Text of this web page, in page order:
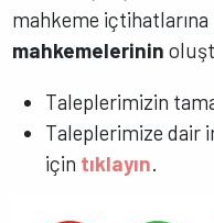
mahkeme
mahkemelerinin
Taleplerimizin
Taleplerimize dair
için tıklayın.